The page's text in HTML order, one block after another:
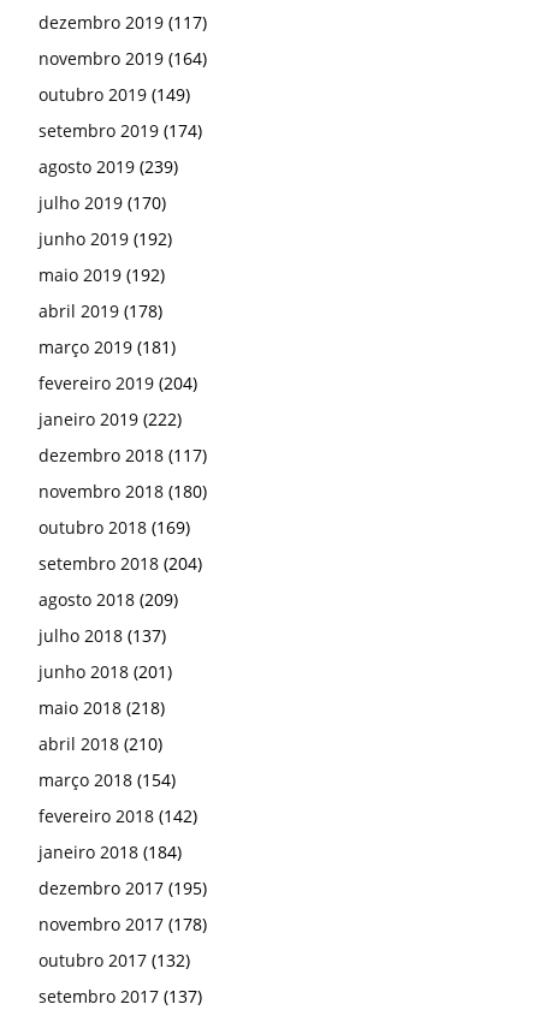
abril 2019
(178)
março 2019(181)
fevereiro 2019(204)
janeiro 2019(222)
dezembro 2018(117)
novembro 2018(180)
outubro 2018 (169)
setembro 2018(204)
agosto 2018(209)
julho 2018 (137)
junho 2018(201)
maio 2018(218)
abril 2018
(210)
março 2018(154)
fevereiro 2018(142)
janeiro 2018(184)
dezembro 2017(195)
novembro 2017(178)
outubro 2017(132)
setembro 2017(137)
agosto 2017(141)
julho 2017 (111)
junho 2017(113)
maio 2017(145)
abril 2017
(145)
março 2017(181)
fevereiro 2017(202)
janeiro 2017(201)